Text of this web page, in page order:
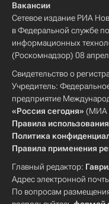
Вакансии
Сетевое издание РИА
в Федеральной службе
информационных
(Роскомнадзор) 08
Свидетельство о
Учредитель:
предприятие
«Россия сегодня» (МИА
Правила
Политика
Правила применения
Главный редактор:
Адрес электронной
По вопросам